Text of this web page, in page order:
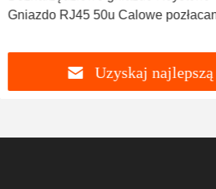
Gniazdo RJ45 50u Calowe
Uzyskaj najlepszą